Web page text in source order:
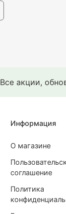
Все акции,
Информация
О магазине
соглашение
Политика